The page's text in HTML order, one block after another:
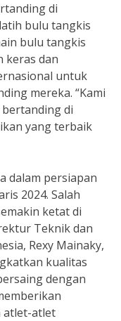
di
bulu tangkis
bulu tangkis
keras dan
untuk
mereka. “Kami
di
yang terbaik
dalam persiapan
2024. Salah
ketat di
Teknik dan
Rexy Mainaky,
kualitas
dengan
atlet-atlet